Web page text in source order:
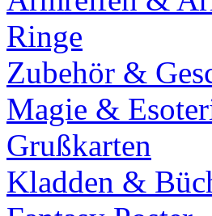
Ringe
Zubehör &
Magie &
Grußkarten
Kladden &